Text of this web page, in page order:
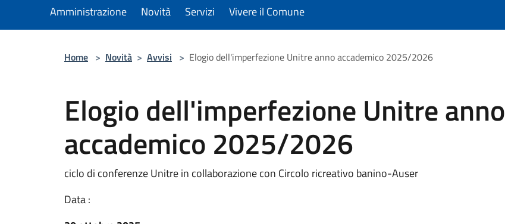
Amministrazione Novità Servizi Vivere il Comune
Home > Novità > Avvisi > Elogio dell'imperfezione Unitre anno accademico 2025/2026
Elogio dell'imperfezione Unitre anno
accademico 2025/2026
ciclo di conferenze Unitre in collaborazione con Circolo ricreativo banino-Auser
Data :